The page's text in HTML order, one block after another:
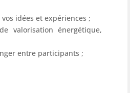
idées et expériences ;
valorisation énergétique,
entre participants ;